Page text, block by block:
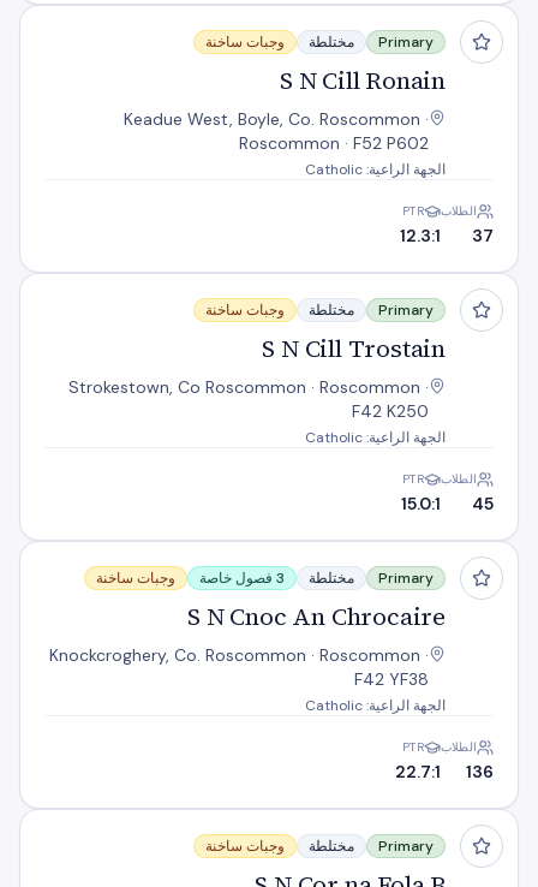
S N Cill Ronain
Primary مختلطة وجبات ساخنة
S N Cill Ronain
Keadue West, Boyle, Co. Roscommon ·
Roscommon · F52 P602
الجهة الراعية: Catholic
الطلاب
37
PTR
12.3:1
S N Cill Trostain
Primary مختلطة وجبات ساخنة
S N Cill Trostain
Strokestown, Co Roscommon · Roscommon ·
F42 K250
الجهة الراعية: Catholic
الطلاب
45
PTR
15.0:1
S N Cnoc An Chrocaire
Primary مختلطة 3 فصول خاصة وجبات ساخنة
S N Cnoc An Chrocaire
Knockcroghery, Co. Roscommon · Roscommon ·
F42 YF38
الجهة الراعية: Catholic
الطلاب
136
PTR
22.7:1
S N Cor na Fola B
Primary مختلطة وجبات ساخنة